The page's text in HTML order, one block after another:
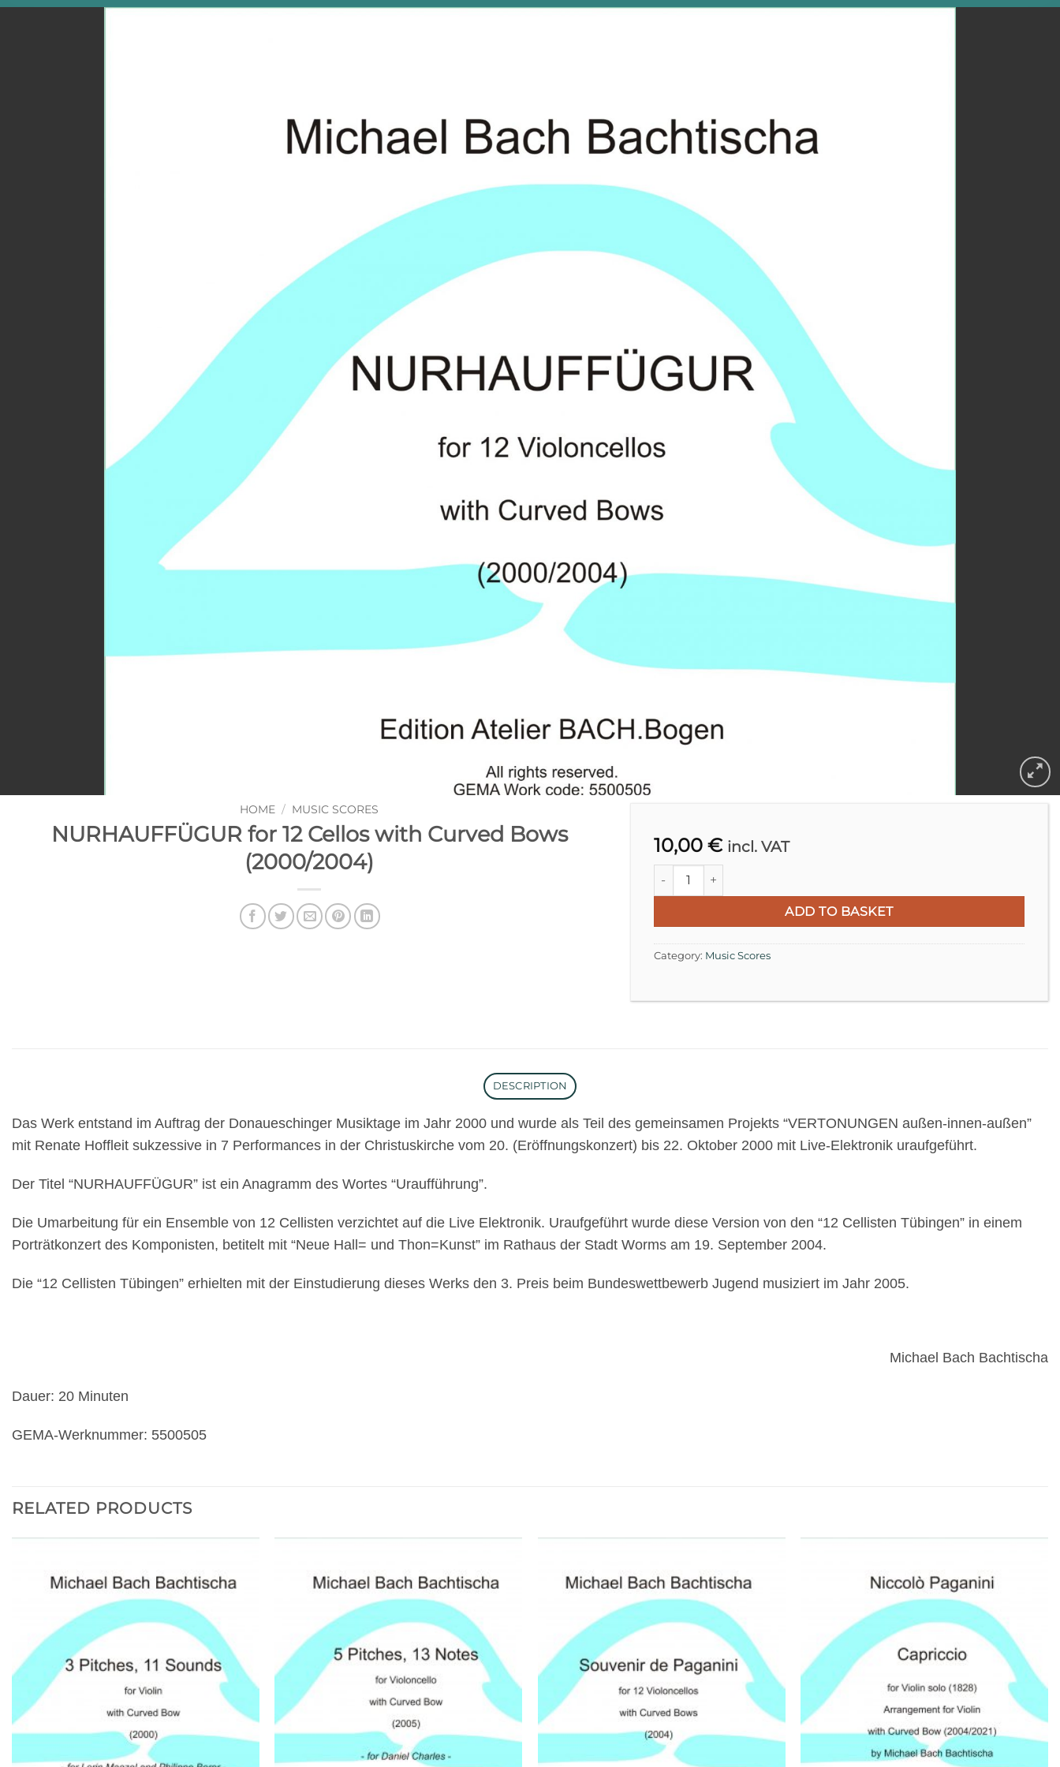
HOME / MUSIC SCORES
NURHAUFFÜGUR for 12 Cellos with Curved Bows
(2000/2004)
10,00 € incl. VAT
NURHAUFFÜGUR for 12 Cellos with Curved Bows (2000/2004) quantity
ADD TO BASKET
Category: Music Scores
DESCRIPTION
Das Werk entstand im Auftrag der Donaueschinger Musiktage im Jahr 2000 und wurde als Teil des gemeinsamen Projekts “VERTONUNGEN außen-innen-außen”
mit Renate Hoffleit sukzessive in 7 Performances in der Christuskirche vom 20. (Eröffnungskonzert) bis 22. Oktober 2000 mit Live-Elektronik uraufgeführt.
Der Titel “NURHAUFFÜGUR” ist ein Anagramm des Wortes “Uraufführung”.
Die Umarbeitung für ein Ensemble von 12 Cellisten verzichtet auf die Live Elektronik. Uraufgeführt wurde diese Version von den “12 Cellisten Tübingen” in einem
Porträtkonzert des Komponisten, betitelt mit “Neue Hall= und Thon=Kunst” im Rathaus der Stadt Worms am 19. September 2004.
Die “12 Cellisten Tübingen” erhielten mit der Einstudierung dieses Werks den 3. Preis beim Bundeswettbewerb Jugend musiziert im Jahr 2005.
Michael Bach Bachtischa
Dauer: 20 Minuten
GEMA-Werknummer: 5500505
RELATED PRODUCTS